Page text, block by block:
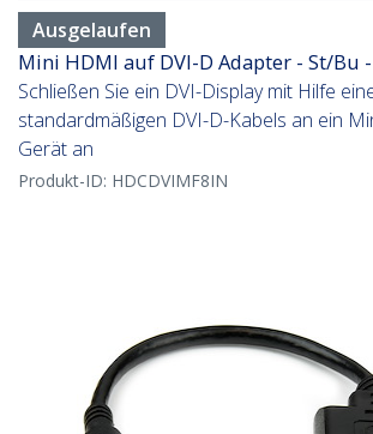
Ausgelaufen
Mini HDMI auf DVI-D Adapter - St/Bu
Schließen Sie ein DVI-Display mit Hilfe
standardmäßigen DVI-D-Kabels an ein
Gerät an
Produkt-ID: HDCDVIMF8IN